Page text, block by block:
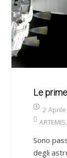
Le
2
ARTEMIS,
Sono
degli